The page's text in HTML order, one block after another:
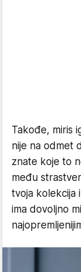
Takođe, miris
nije na odmet
znate koje to
među
tvoja kolekcija
ima dovoljno